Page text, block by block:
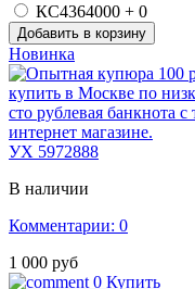
КС4364000 + 0
Новинка
УХ 5972888
В наличии
Комментарии: 0
1 000 руб
0 Купить